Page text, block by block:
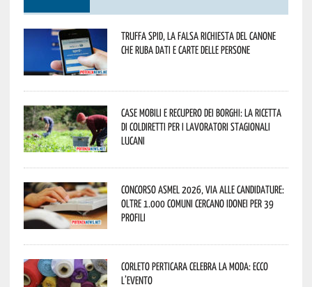
Truffa Spid, la falsa richiesta del canone
che ruba dati e carte delle persone
Case mobili e recupero dei borghi: la ricetta
di Coldiretti per i lavoratori stagionali
lucani
Concorso Asmel 2026, via alle candidature:
oltre 1.000 Comuni cercano idonei per 39
profili
Corleto Perticara celebra la moda: ecco
l’evento